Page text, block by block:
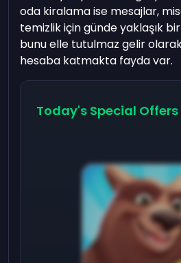
oda kiralama ise mesajlar,
temizlik için günde yaklaşık
bunu elle tutulmaz gelir
hesaba katmakta fayda var.
Today's Special